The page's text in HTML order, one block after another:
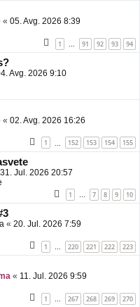
« 05. Avg. 2026 8:39
1 91 92 93 94
Avg. 2026 9:10
« 02. Avg. 2026 16:26
1 152 153 154 155
31. Jul. 2026 20:57
1 … 7 8 9 10
« 20. Jul. 2026 7:59
1 … 220 221 222 223
« 11. Jul. 2026 9:59
1 … 267 268 269 270